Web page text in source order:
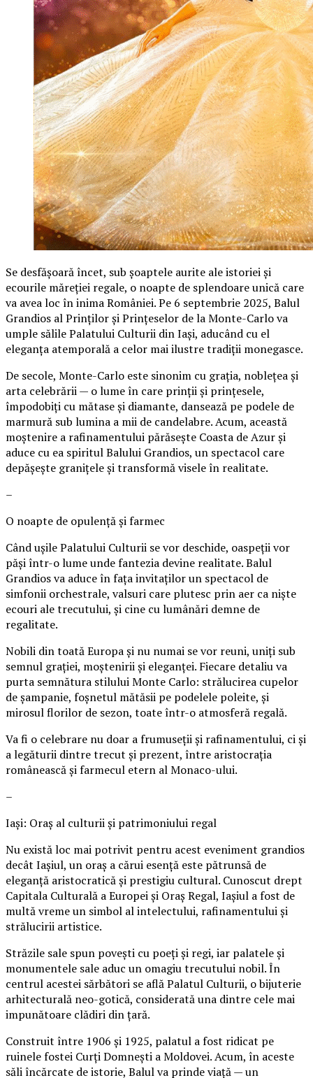
Se desfășoară încet, sub șoaptele aurite ale istoriei și
ecourile măreției regale, o noapte de splendoare unică care
va avea loc în inima României. Pe 6 septembrie 2025, Balul
Grandios al Prinților și Prințeselor de la Monte-Carlo va
umple sălile Palatului Culturii din Iași, aducând cu el
eleganța atemporală a celor mai ilustre tradiții monegasce.
De secole, Monte-Carlo este sinonim cu grația, noblețea și
arta celebrării — o lume în care prinții și prințesele,
împodobiți cu mătase și diamante, dansează pe podele de
marmură sub lumina a mii de candelabre. Acum, această
moștenire a rafinamentului părăsește Coasta de Azur și
aduce cu ea spiritul Balului Grandios, un spectacol care
depășește granițele și transformă visele în realitate.
–
O noapte de opulență și farmec
Când ușile Palatului Culturii se vor deschide, oaspeții vor
păși într-o lume unde fantezia devine realitate. Balul
Grandios va aduce în fața invitaților un spectacol de
simfonii orchestrale, valsuri care plutesc prin aer ca niște
ecouri ale trecutului, și cine cu lumânări demne de
regalitate.
Nobili din toată Europa și nu numai se vor reuni, uniți sub
semnul grației, moștenirii și eleganței. Fiecare detaliu va
purta semnătura stilului Monte Carlo: strălucirea cupelor
de șampanie, foșnetul mătăsii pe podelele poleite, și
mirosul florilor de sezon, toate într-o atmosferă regală.
Va fi o celebrare nu doar a frumuseții și rafinamentului, ci și
a legăturii dintre trecut și prezent, între aristocrația
românească și farmecul etern al Monaco-ului.
–
Iași: Oraș al culturii și patrimoniului regal
Nu există loc mai potrivit pentru acest eveniment grandios
decât Iașiul, un oraș a cărui esență este pătrunsă de
eleganță aristocratică și prestigiu cultural. Cunoscut drept
Capitala Culturală a Europei și Oraș Regal, Iașiul a fost de
multă vreme un simbol al intelectului, rafinamentului și
strălucirii artistice.
Străzile sale spun povești cu poeți și regi, iar palatele și
monumentele sale aduc un omagiu trecutului nobil. În
centrul acestei sărbători se află Palatul Culturii, o bijuterie
arhitecturală neo-gotică, considerată una dintre cele mai
impunătoare clădiri din țară.
Construit între 1906 și 1925, palatul a fost ridicat pe
ruinele fostei Curți Domnești a Moldovei. Acum, în aceste
săli încărcate de istorie, Balul va prinde viață — un